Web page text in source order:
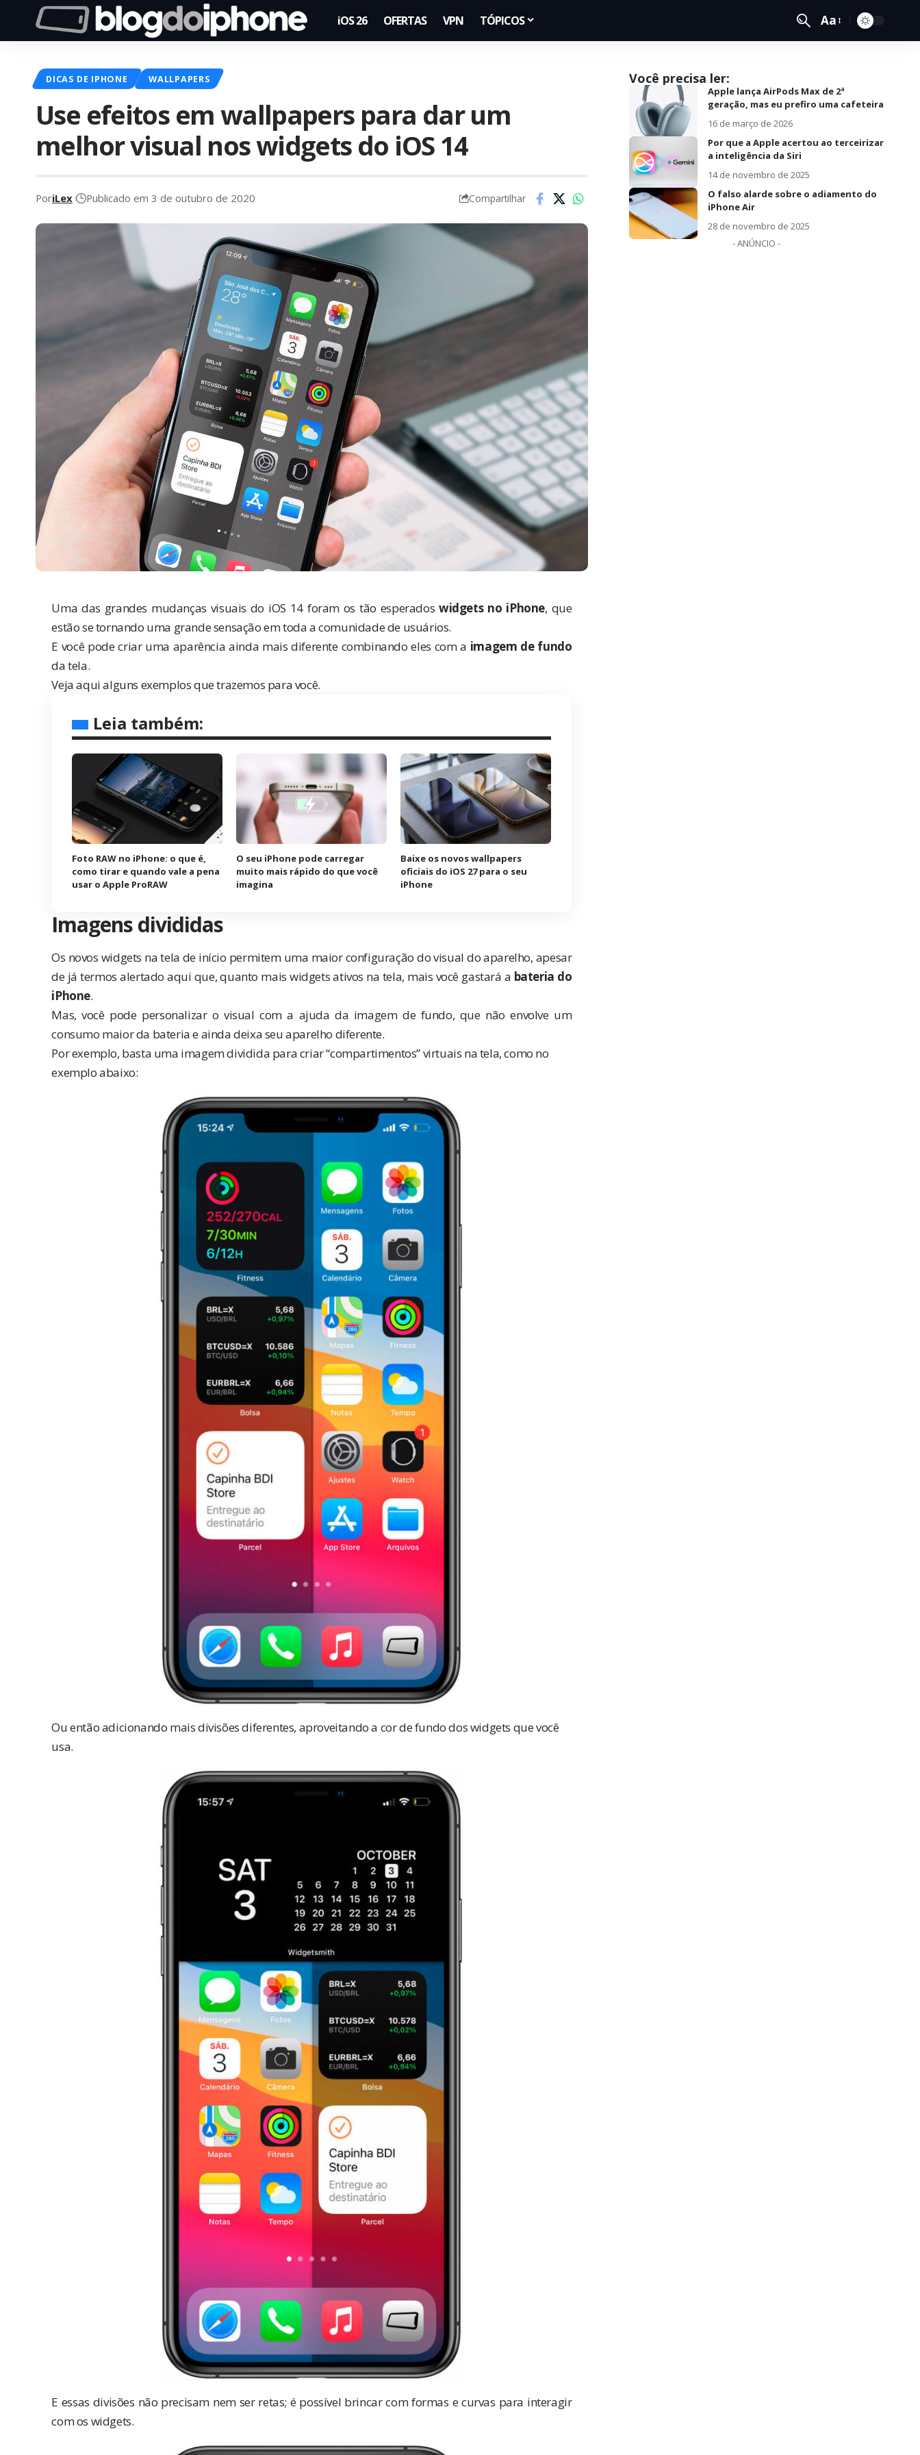
iOS 26 OFERTAS VPN TÓPICOS Aa
DICAS DE IPHONE WALLPAPERS
Use efeitos em wallpapers para dar um
melhor visual nos widgets do iOS 14
PoriLex Publicado em 3 de outubro de 2020 Compartilhar
Uma das grandes mudanças visuais do iOS 14foram os tão esperadoswidgets no iPhone, que
estão se tornando uma grande sensação em toda a comunidade de usuários.
E você pode criar uma aparência ainda mais diferente combinando eles com a imagem de fundo
da tela.
Veja aqui alguns exemplos que trazemos para você.
Leia também:
Foto RAW no iPhone: o que é,
como tirar e quando vale a pena
usar o Apple ProRAW
O seu iPhone pode carregar
muito mais rápido do que você
imagina
Baixe os novos wallpapers
oficiais do iOS 27 para o seu
iPhone
Imagens divididas
Os novos widgets na tela de início permitem uma maior configuração do visual do aparelho, apesar
de já termos alertado aqui que, quanto mais widgets ativos na tela, mais você gastará a bateria do
iPhone.
Mas, você pode personalizar o visual com a ajuda da imagem de fundo, que não envolve um
consumo maior da bateria e ainda deixa seu aparelho diferente.
Por exemplo, basta uma imagem dividida para criar “compartimentos” virtuais na tela, como no
exemplo abaixo:
Ou então adicionando mais divisões diferentes, aproveitando a cor de fundo dos widgets que você
usa.
E essas divisões não precisam nem ser retas; é possível brincar com formas e curvas para interagir
com os widgets.
Você precisa ler:
Apple lança AirPods Max de 2ª
geração, mas eu prefiro uma cafeteira
16 de março de 2026
Por que a Apple acertou ao terceirizar
a inteligência da Siri
14 de novembro de 2025
O falso alarde sobre o adiamento do
iPhone Air
28 de novembro de 2025
- ANÚNCIO -